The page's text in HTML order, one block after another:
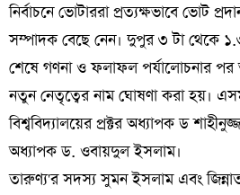
নির্বাচনে ভোটাররা প্রত্যক্ষভাবে ভোট
সম্পাদক বেছে নেন। দুপুর ৩ টা থেকে
শেষে গণনা ও ফলাফল পর্যালোচনার
নতুন নেতৃত্বের নাম ঘোষণা করা হয়।
বিশ্ববিদ্যালয়ের প্রক্টর অধ্যাপক ড
অধ্যাপক ড. ওবায়দুল ইসলাম।
তারুণ্য'র সদস্য সুমন ইসলাম এবং